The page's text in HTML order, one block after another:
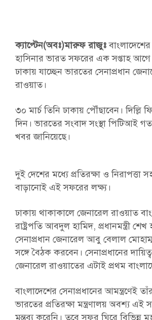
ক্যাপ্টেন(অবঃ)মারুফ রাজুঃবাংলাদেশের
হাসিনার ভারত সফরের এক সপ্তাহ
ঢাকায় যাচ্ছেন ভারতের সেনাপ্রধান
রাওয়াত।
৩০ মার্চ তিনি ঢাকায় পৌঁছাবেন। দিল্লি
দিন। ভারতের সংবাদ সংস্থা পিটিআই
খবর জানিয়েছে।
দুই দেশের মধ্যে প্রতিরক্ষা ও নিরাপত্তা
বাড়ানোই এই সফরের লক্ষ্য।
ঢাকায় থাকাকালে জেনারেল রাওয়াত
রাষ্ট্রপতি আবদুল হামিদ, প্রধানমন্ত্রী শেখ
সেনাপ্রধান জেনারেল আবু বেলাল
সঙ্গে বৈঠক করবেন। সেনাপ্রধানের
জেনারেল রাওয়াতের এটাই প্রথম
বাংলাদেশের সেনাপ্রধানের আমন্ত্রণেই
ভারতের প্রতিরক্ষা মন্ত্রণালয় অবশ্য এই
মন্তব্য করেনি। তবে সফর ঘিরে বিভিন্ন